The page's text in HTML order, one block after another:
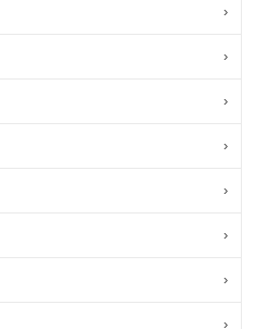
›
›
›
›
›
›
›
›